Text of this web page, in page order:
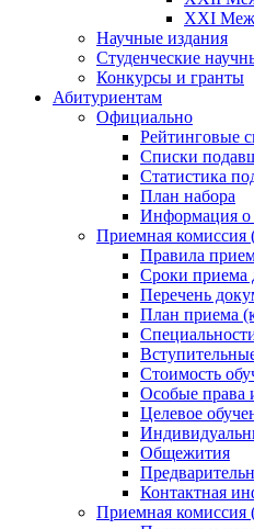
XXI
Научные издания
Студенческие
Конкурсы и гранты
Абитуриентам
Официально
Рейтинговые
Списки
Статистика
План набора
Информация о
Приемная
Правила
Сроки приема
Перечень
План приема
Стоимость
Особые права
Целевое
Общежития
Контактная
Приемная